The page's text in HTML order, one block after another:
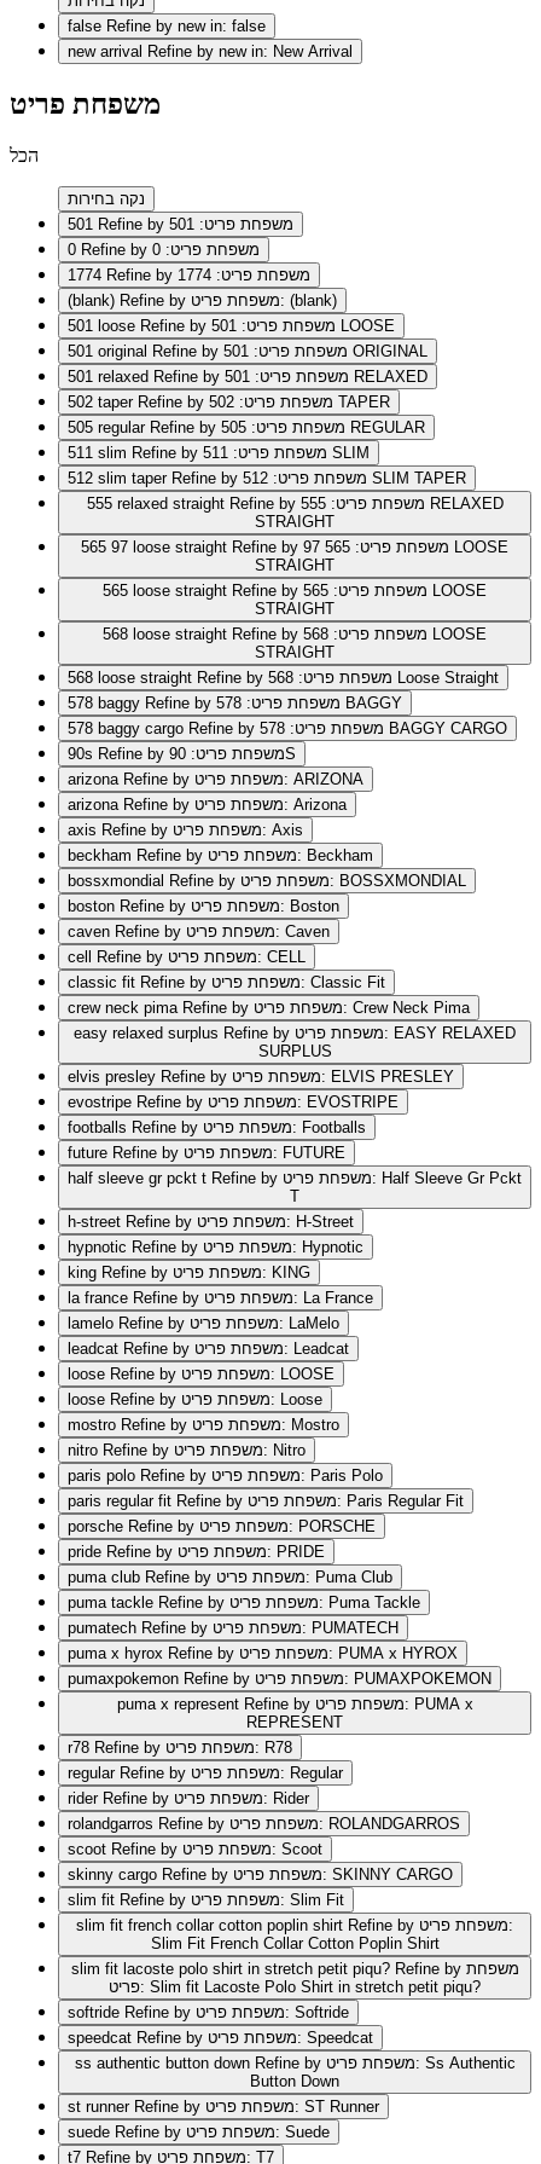
false Refine by new in: false
new arrival Refine by new in: New Arrival
משפחת פריט
הכל
נקה בחירות
501
Refine by משפחת פריט: 501
0
Refine by משפחת פריט: 0
1774
Refine by משפחת פריט: 1774
(blank)
Refine by משפחת פריט: (blank)
501 loose
Refine by משפחת פריט: 501 LOOSE
501 original
Refine by משפחת פריט: 501 ORIGINAL
501 relaxed
Refine by משפחת פריט: 501 RELAXED
502 taper
Refine by משפחת פריט: 502 TAPER
505 regular
Refine by משפחת פריט: 505 REGULAR
511 slim
Refine by משפחת פריט: 511 SLIM
512 slim taper
Refine by משפחת פריט: 512 SLIM TAPER
555 relaxed straight Refine by משפחת פריט: 555 RELAXED
STRAIGHT
565 97 loose straight Refine by משפחת פריט: 565 97 LOOSE
STRAIGHT
565 loose straight Refine by משפחת פריט: 565 LOOSE
STRAIGHT
568 loose straight Refine by משפחת פריט: 568 LOOSE
STRAIGHT
568 loose straight
Refine by משפחת פריט: 568 Loose Straight
578 baggy
Refine by משפחת פריט: 578 BAGGY
578 baggy cargo
Refine by משפחת פריט: 578 BAGGY CARGO
90s
Refine by משפחת פריט: 90S
arizona
Refine by משפחת פריט: ARIZONA
arizona
Refine by משפחת פריט: Arizona
axis
Refine by משפחת פריט: Axis
beckham
Refine by משפחת פריט: Beckham
bossxmondial
Refine by משפחת פריט: BOSSXMONDIAL
boston
Refine by משפחת פריט: Boston
caven
Refine by משפחת פריט: Caven
cell
Refine by משפחת פריט: CELL
classic fit
Refine by משפחת פריט: Classic Fit
crew neck pima
Refine by משפחת פריט: Crew Neck Pima
easy relaxed surplus Refine by משפחת פריט: EASY RELAXED
SURPLUS
evostripe
Refine by משפחת פריט: EVOSTRIPE
footballs
Refine by משפחת פריט: Footballs
future
Refine by משפחת פריט: FUTURE
half sleeve gr pckt t Refine by משפחת פריט: Half Sleeve Gr Pckt
T
h-street
Refine by משפחת פריט: H-Street
hypnotic
Refine by משפחת פריט: Hypnotic
king
Refine by משפחת פריט: KING
la france
Refine by משפחת פריט: La France
lamelo
Refine by משפחת פריט: LaMelo
leadcat
Refine by משפחת פריט: Leadcat
loose
Refine by משפחת פריט: LOOSE
loose
Refine by משפחת פריט: Loose
mostro
Refine by משפחת פריט: Mostro
nitro
Refine by משפחת פריט: Nitro
paris polo
Refine by משפחת פריט: Paris Polo
paris regular fit
Refine by משפחת פריט: Paris Regular Fit
porsche
Refine by משפחת פריט: PORSCHE
pride
Refine by משפחת פריט: PRIDE
puma club
Refine by משפחת פריט: Puma Club
puma tackle
Refine by משפחת פריט: Puma Tackle
pumatech
Refine by משפחת פריט: PUMATECH
puma x hyrox
Refine by משפחת פריט: PUMA x HYROX
pumaxpokemon
Refine by משפחת פריט: PUMAXPOKEMON
puma x represent Refine by משפחת פריט: PUMA x
REPRESENT
r78
Refine by משפחת פריט: R78
regular
Refine by משפחת פריט: Regular
rider
Refine by משפחת פריט: Rider
rolandgarros
Refine by משפחת פריט: ROLANDGARROS
scoot
Refine by משפחת פריט: Scoot
skinny cargo
Refine by משפחת פריט: SKINNY CARGO
slim fit
Refine by משפחת פריט: Slim Fit
slim fit french collar cotton poplin shirt Refine by משפחת פריט:
Slim Fit French Collar Cotton Poplin Shirt
slim fit lacoste polo shirt in stretch petit piqu? Refine by משפחת
פריט: Slim fit Lacoste Polo Shirt in stretch petit piqu?
softride
Refine by משפחת פריט: Softride
speedcat
Refine by משפחת פריט: Speedcat
ss authentic button down Refine by משפחת פריט: Ss Authentic
Button Down
st runner
Refine by משפחת פריט: ST Runner
suede
Refine by משפחת פריט: Suede
t7
Refine by משפחת פריט: T7